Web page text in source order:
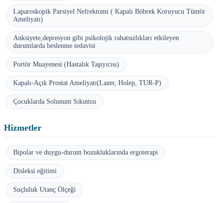
Laparoskopik Parsiyel Nefrektomi ( Kapalı Böbrek Koruyucu Tümör
Ameliyatı)
Anksiyete,depresyon gibi psikolojik rahatsızlıkları etkileyen
durumlarda beslenme tedavisi
Portör Muayenesi (Hastalık Taşıyıcısı)
Kapalı-Açık Prostat Ameliyatı(Lazer, Holep, TUR-P)
Çocuklarda Solunum Sıkıntısı
Hizmetler
Bipolar ve duygu-durum bozukluklarında ergoterapi
Disleksi eğitimi
Suçluluk Utanç Ölçeği